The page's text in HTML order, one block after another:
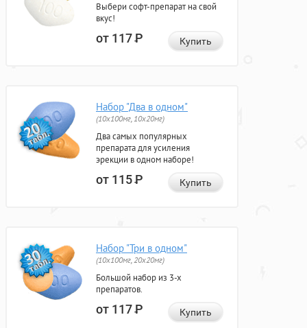
Выбери софт-препарат на свой
вкус!
от 117Р Купить
Набор "Два в одном"
(10x100мг, 10x20мг)
Два самых популярных
препарата для усиления
эрекции в одном наборе!
от 115Р Купить
Набор "Три в одном"
(10x100мг, 20x20мг)
Большой набор из 3-х
препаратов.
от 117Р Купить